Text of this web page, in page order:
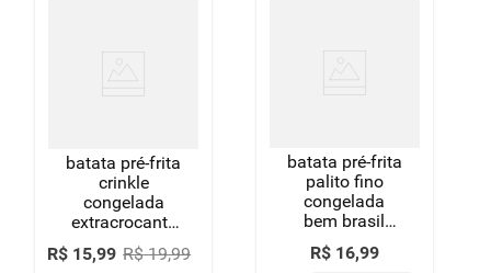
batata pré-frita
crinkle
congelada
extracrocante
clássica
mccain pacote
R$ 15,99 R$ 19,99
batata pré-frita
palito fino
congelada
bem brasil
para air fryer
pacote 700g
R$ 16,99